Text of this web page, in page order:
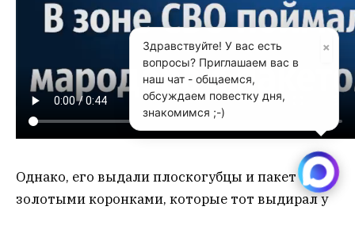
Однако, его выдали плоскогубцы и пакет с
золотыми коронками, которые тот выдирал у
×
Здравствуйте! У вас есть
вопросы? Приглашаем вас в
наш чат - общаемся,
обсуждаем повестку дня,
знакомимся ;-)